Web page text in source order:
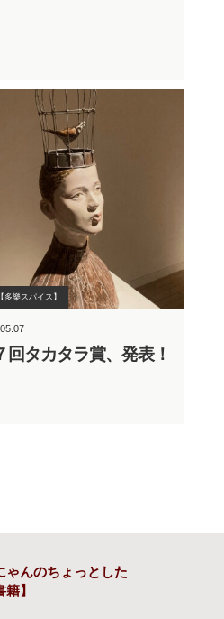
回タカタラ賞、発表！
多樂スパイス】
ゃんのちょっとした
】